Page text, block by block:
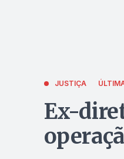
JUSTIÇA
Ex-